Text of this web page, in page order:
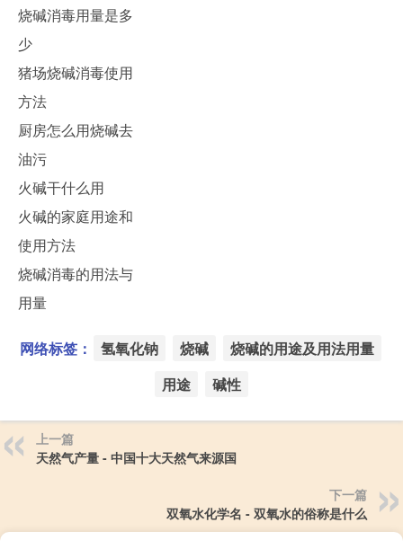
烧碱消毒用量是多
少
猪场烧碱消毒使用
方法
厨房怎么用烧碱去
油污
火碱干什么用
火碱的家庭用途和
使用方法
烧碱消毒的用法与
用量
网络标签： 氢氧化钠 烧碱
烧碱的用途及用法用量
用途
碱性
上一篇
天然气产量 - 中国十大天然气来源国
下一篇
双氧水化学名 - 双氧水的俗称是什么